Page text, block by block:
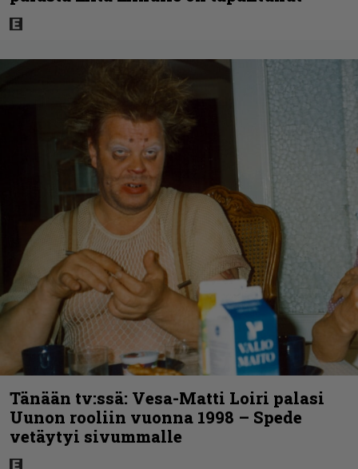
Tänään tv:ssä: Vesa-Matti Loiri palasi
Uunon rooliin vuonna 1998 – Spede
vetäytyi sivummalle